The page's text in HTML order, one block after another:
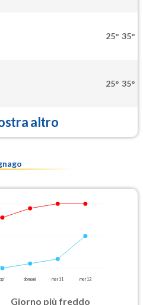
25° 35°
25° 35°
altro
domani mar 11 mer 12
Giorno più freddo